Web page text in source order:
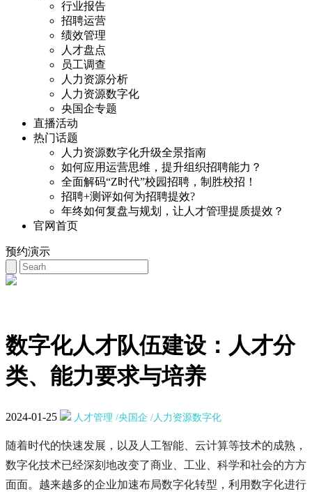
行业报告
招聘运营
绩效管理
人才盘点
员工调查
人力资源分析
人力资源数字化
央国企专题
直播活动
热门话题
人力资源数字化升级全景指南
如何应用运营思维，提升组织招聘能力？
全面解码“Z时代”校园招聘，制胜校招！
招聘+测评如何为招聘提效?
年终如何复盘与规划，让人才管理提质提效？
官网首页
预约演示
数字化人才队伍建设：人才分
类、能力要求与培养
2024-01-25 人才管理 /央国企 /人力资源数字化
随着时代的快速发展，以及人工智能、云计算等技术的成熟，
数字化技术已经深刻地改变了商业、工业、科学和社会的方方
面面。越来越多的企业加速布局数字化转型，利用数字化进行